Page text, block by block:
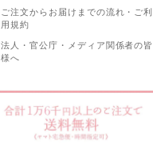
ご注文からお届けまでの流れ・ご利
用規約
法人・官公庁・メディア関係者の皆
様へ